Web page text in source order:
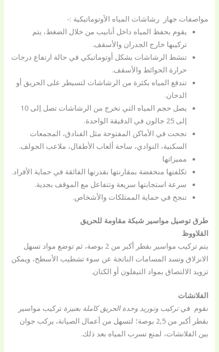
مواصفات جهاز رشاشات المياه الأوتوماتيكية :-
يقوم بحفظ المياه داخل أنابيب من خلال الضغط، يتم
تركيبها خارج الجدران والأسقف.
تنشط الرشاشات بشكل أوتوماتيكي في حالة ارتفاع درجات
حرارة الحوائط والأسقف.
تندفع المياه بكثرة من الرشاشات لتسيطر على الحريق أو
الدخان.
يصل حجم المياه التي تخرج من الرشاشات تصل إلى 10
إلى 25 جالون في الدقيقة الواحدة.
نجحت في الأماكن المفتوحة مثل الفنادق، المجمعات
السكنية، النوادي، ساحة ألعاب الأطفال، ملاعب الجولف.
مميزاتها
تكلفتها منخفضة بمقارنتها بقدرتها الفائقة في حماية الأفراد.
سرعة استجابتها سريعة وتتفاعل مع الموقف بجدية.
تنجح في حماية الممتلكات والأشخاص.
طرق توصيل مواسير شبكة مقاومة للحريق
القلاووظ
يتم تركيب مواسير بقطر أكبر من 2 بوصة، ثم توضع مواد تسهل
الانزلاق وتسد المسامات الناتجة عن سوء تشطيب الأسطح، ويمكن
تزويد الالتصاق بمواد التيفلون أو الكتان.
الفلانشات
نقوم فيتركيب وتوريد وحدة الحريق كاملة بعنيزة تركيب مواسير
بقطر أكبر من 2,5 بوصة؛ لتسهل من أعمال الصيانة، يركب جوان
بين الفلانشات، لمنع تسرب المياه بعد ذلك.